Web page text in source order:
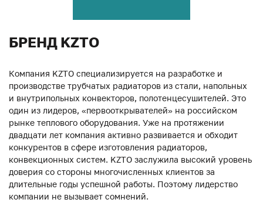
БРЕНД KZTO
Компания KZTO специализируется на разработке и
производстве трубчатых радиаторов из стали, напольных
и внутрипольных конвекторов, полотенцесушителей. Это
один из лидеров, «первооткрывателей» на российском
рынке теплового оборудования. Уже на протяжении
двадцати лет компания активно развивается и обходит
конкурентов в сфере изготовления радиаторов,
конвекционных систем. KZTO заслужила высокий уровень
доверия со стороны многочисленных клиентов за
длительные годы успешной работы. Поэтому лидерство
компании не вызывает сомнений.